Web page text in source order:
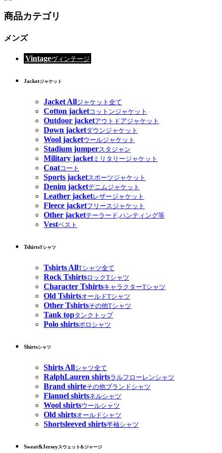
商品カテゴリ
メンズ
Vintageヴィンテージ
Jacketジャケット
Jacket Allジャケット全て
Cotton jacketコットンジャケット
Outdoor jacketアウトドアジャケット
Down jacketダウンジャケット
Wool jacketウールジャケット
Stadium jumperスタジャン
Military jacketミリタリージャケット
Coatコート
Sports jacketスポーツジャケット
Denim jacketデニムジャケット
Leather jacketレザージャケット
Fleece jacketフリースジャケット
Other jacketテーラード,ハンティング等
Vestベスト
TshirtsTシャツ
Tshirts AllTシャツ全て
Rock TshirtsロックTシャツ
Character TshirtsキャラクターTシャツ
Old TshirtsオールドTシャツ
Other Tshirtsその他Tシャツ
Tank topタンクトップ
Polo shirtsポロシャツ
Shirtsシャツ
Shirts Allシャツ全て
RalphLauren shirtsラルフローレンシャツ
Brand shirteその他ブランドシャツ
Flannel shirtsネルシャツ
Wool shirtsウールシャツ
Old shirtsオールドシャツ
Shortsleeved shirts半袖シャツ
Sweat&Jerseyスウェット&ジャージ